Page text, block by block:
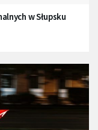
w Słupsku